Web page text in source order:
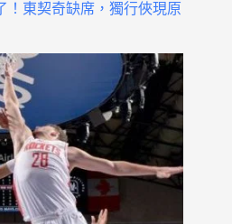
！東契奇缺席，獨行俠現原